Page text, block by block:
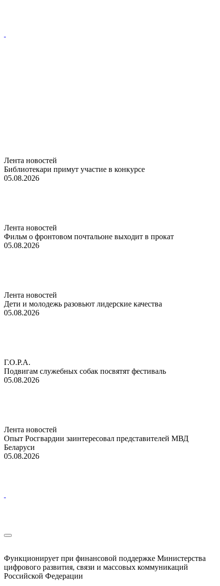
Лента новостей
Библиотекари примут участие в конкурсе
05.08.2026
Лента новостей
Фильм о фронтовом почтальоне выходит в прокат
05.08.2026
Лента новостей
Дети и молодежь разовьют лидерские качества
05.08.2026
Г.О.Р.А.
Подвигам служебных собак посвятят фестиваль
05.08.2026
Лента новостей
Опыт Росгвардии заинтересовал представителей МВД
Беларуси
05.08.2026
Функционирует при финансовой поддержке Министерства
цифрового развития, связи и массовых коммуникаций
Российской Федерации